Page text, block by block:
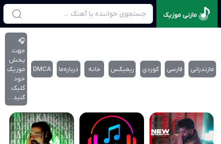
مازنی موزیک
مازندرانی فارسی کوردی ریمیکس خانه درباره‌‌ما DMCA
🎧
جهت
پخش
موزیک
خود
کلیک
کنید…